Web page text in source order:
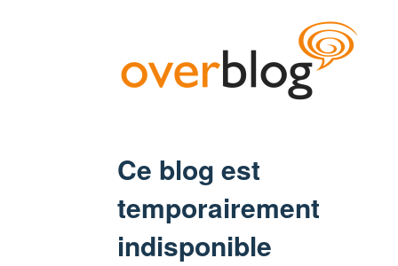
Ce blog est
temporairement
indisponible